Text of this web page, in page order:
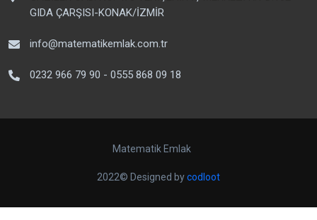
GIDA ÇARŞISI-KONAK/İZMİR
info@matematikemlak.com.tr
0232 966 79 90 - 0555 868 09 18
Matematik Emlak
2022© Designed bycodloot